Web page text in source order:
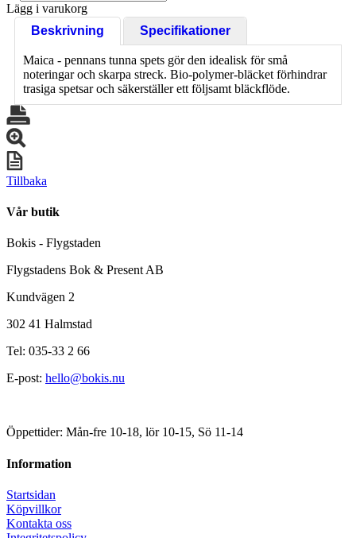
Lägg i varukorg
Beskrivning
Specifikationer
Maica - pennans tunna spets gör den idealisk för små
noteringar och skarpa streck. Bio-polymer-bläcket förhindrar
trasiga spetsar och säkerställer ett följsamt bläckflöde.
Tillbaka
Vår butik
Bokis - Flygstaden
Flygstadens Bok & Present AB
Kundvägen 2
302 41 Halmstad
Tel: 035-33 2 66
E-post: hello@bokis.nu
Öppettider: Mån-fre 10-18, lör 10-15, Sö 11-14
Information
Startsidan
Köpvillkor
Kontakta oss